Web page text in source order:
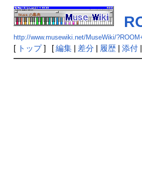
http://www.musewiki.net/MuseWiki/
[ トップ] [編集| 差分 履歴| 添付|